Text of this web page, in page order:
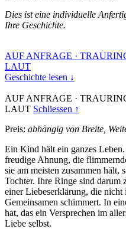
Dies ist eine individuelle
Ihre Geschichte.
AUF ANFRAGE ·
LAUT
Geschichte lesen ↓
AUF ANFRAGE ·
LAUT Schliessen ↑
Preis: abhängig von Breite,
Ein Kind hält ein ganzes
freudige Ahnung, die
sie am meisten zusammen hält,
Tochter. Ihre Ringe sind darum
einer Liebeserklärung, die nicht
Gemeinsamen schimmert. In
hat, das ein Versprechen im
Liebe selbst.